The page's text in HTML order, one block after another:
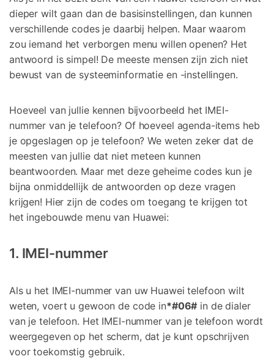
dieper wilt gaan dan de basisinstellingen, dan kunnen
verschillende codes je daarbij helpen. Maar waarom
zou iemand het verborgen menu willen openen? Het
antwoord is simpel! De meeste mensen zijn zich niet
bewust van de systeeminformatie en -instellingen.
Hoeveel van jullie kennen bijvoorbeeld het IMEI-
nummer van je telefoon? Of hoeveel agenda-items heb
je opgeslagen op je telefoon? We weten zeker dat de
meesten van jullie dat niet meteen kunnen
beantwoorden. Maar met deze geheime codes kun je
bijna onmiddellijk de antwoorden op deze vragen
krijgen! Hier zijn de codes om toegang te krijgen tot
het ingebouwde menu van Huawei:
1. IMEI-nummer
Als u het IMEI-nummer van uw Huawei telefoon wilt
weten, voert u gewoon de code in*#06# in de dialer
van je telefoon. Het IMEI-nummer van je telefoon wordt
weergegeven op het scherm, dat je kunt opschrijven
voor toekomstig gebruik.